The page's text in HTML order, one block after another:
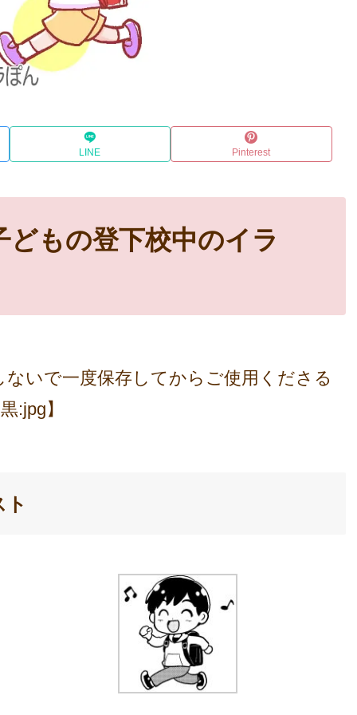
LINE Pinterest
もの登下校中のイラ
いで一度保存してからご使用くださる
:jpg】